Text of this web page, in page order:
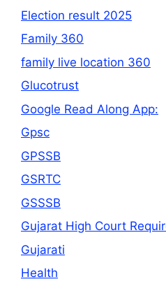
Election result 2025
Family 360
family live location 360
Glucotrust
Google Read Along App:
Gpsc
GPSSB
GSRTC
GSSSB
Gujarat High Court
Gujarati
Health